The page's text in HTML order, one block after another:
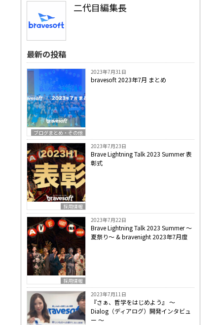
二代目編集長
最新の投稿
ブログまとめ・その他
2023年7月31日
bravesoft 2023年7月 まとめ
採用情報
2023年7月23日
Brave Lightning Talk 2023 Summer 表
彰式
採用情報
2023年7月22日
Brave Lightning Talk 2023 Summer 〜
夏祭り〜 & bravenight 2023年7月度
2023年7月11日
『さぁ、哲学をはじめよう』 〜
Dialog（ディアログ）開発インタビュ
ー 〜